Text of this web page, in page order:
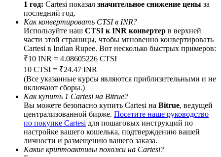
BTC Welcome Rewards
Deposit & Trade BTC to Share 25000 USDT prize pool!
Deposit CASHCAT & Win
Share 500000 CASHCAT prize pool
1 год: Cartesi показал значительное снижение цены за
последний год.
Как конвертировать CTSI в INR?
Используйте наш CTSI к INR конвертер в верхней
части этой страницы, чтобы мгновенно конвертировать
Cartesi в Indian Rupee. Вот несколько быстрых примеров:
₹10 INR = 4.08605226 CTSI
10 CTSI = ₹24.47 INR
(Все указанные курсы являются приблизительными и не
включают сборы.)
Как купить 1 Cartesi на Bitrue?
Вы можете безопасно купить Cartesi на Bitrue, ведущей
централизованной бирже. Посетите наше руководство
по покупке Cartesi для пошаговых инструкций по
настройке вашего кошелька, подтверждению вашей
личности и размещению вашего заказа.
Какие криптоактивы похожи на Cartesi?